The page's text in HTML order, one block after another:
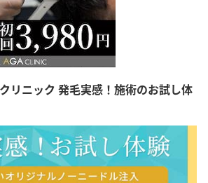
リニック 発毛実感！施術のお試し体